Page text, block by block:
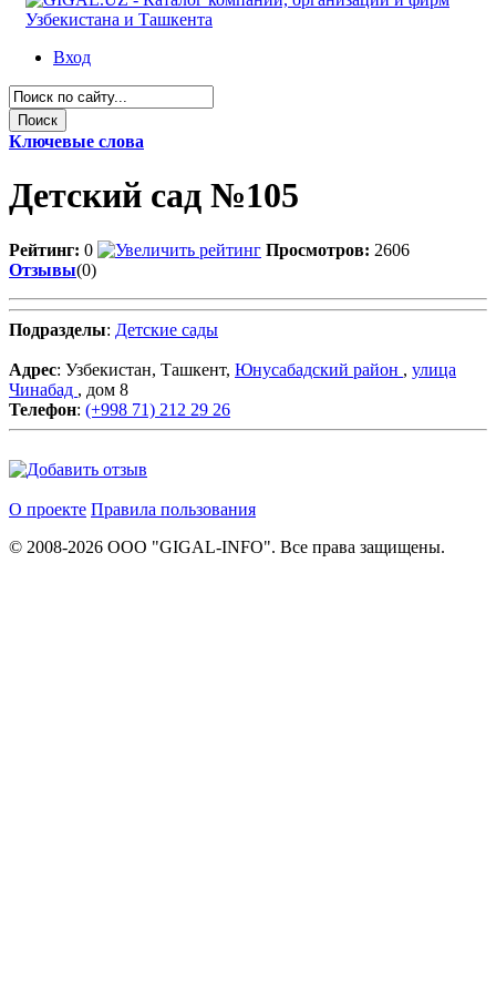
Вход
Ключевые слова
Детский сад №105
Рейтинг: 0 Просмотров: 2606
Отзывы(0)
Подразделы: Детские сады
Адрес: Узбекистан, Ташкент, Юнусабадский район , улица
Чинабад , дом 8
Телефон: (+998 71) 212 29 26
О проекте Правила пользования
© 2008-2026 ООО "GIGAL-INFO". Все права защищены.